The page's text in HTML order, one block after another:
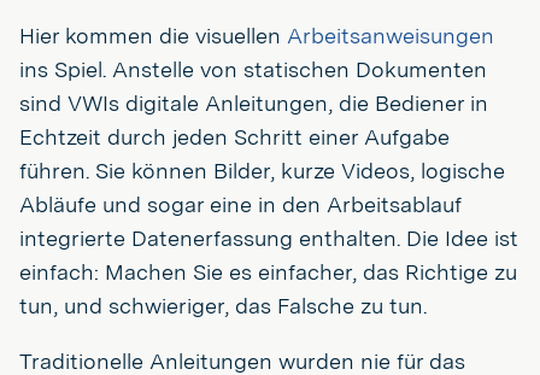
Hier kommen die visuellen Arbeitsanweisungen
ins Spiel. Anstelle von statischen Dokumenten
sind VWIs digitale Anleitungen, die Bediener in
Echtzeit durch jeden Schritt einer Aufgabe
führen. Sie können Bilder, kurze Videos, logische
Abläufe und sogar eine in den Arbeitsablauf
integrierte Datenerfassung enthalten. Die Idee ist
einfach: Machen Sie es einfacher, das Richtige zu
tun, und schwieriger, das Falsche zu tun.
Traditionelle Anleitungen wurden nie für das